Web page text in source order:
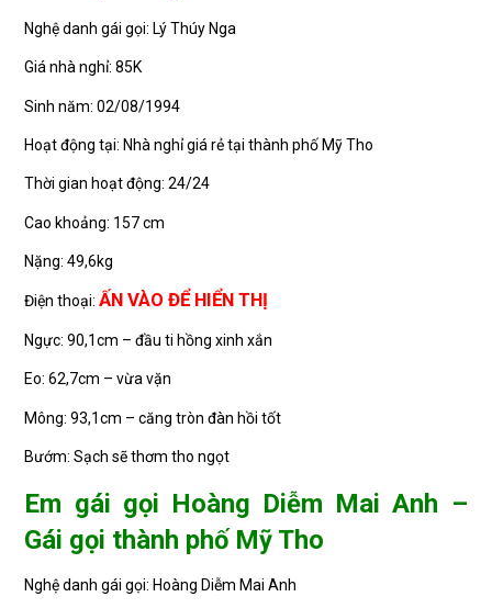
Nghệ danh gái gọi: Lý Thúy Nga
Giá nhà nghỉ: 85K
Sinh năm: 02/08/1994
Hoạt động tại: Nhà nghỉ giá rẻ tại thành phố Mỹ Tho
Thời gian hoạt động: 24/24
Cao khoảng: 157 cm
Nặng: 49,6kg
Điện thoại:ẤN VÀO ĐỂ HIỂN THỊ
Ngực: 90,1cm – đầu ti hồng xinh xắn
Eo: 62,7cm – vừa vặn
Mông: 93,1cm – căng tròn đàn hồi tốt
Bướm: Sạch sẽ thơm tho ngọt
Em gái gọi Hoàng Diễm Mai Anh –
Gái gọi thành phố Mỹ Tho
Nghệ danh gái gọi: Hoàng Diễm Mai Anh